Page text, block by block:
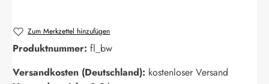
Zum Merkzettel hinzufügen
Produktnummer: fl_bw
Versandkosten (Deutschland): kostenloser Versand